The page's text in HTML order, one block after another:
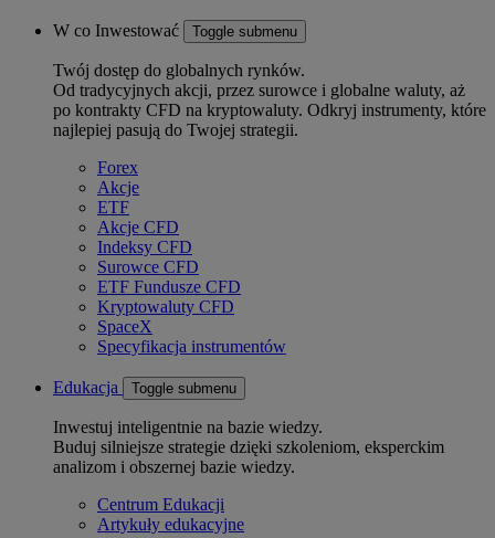
W co Inwestować Toggle submenu
Twój dostęp do globalnych rynków.
Od tradycyjnych akcji, przez surowce i globalne waluty, aż
po kontrakty CFD na kryptowaluty. Odkryj instrumenty, które
najlepiej pasują do Twojej strategii.
Forex
Akcje
ETF
Akcje CFD
Indeksy CFD
Surowce CFD
ETF Fundusze CFD
Kryptowaluty CFD
SpaceX
Specyfikacja instrumentów
Edukacja Toggle submenu
Inwestuj inteligentnie na bazie wiedzy.
Buduj silniejsze strategie dzięki szkoleniom, eksperckim
analizom i obszernej bazie wiedzy.
Centrum Edukacji
Artykuły edukacyjne